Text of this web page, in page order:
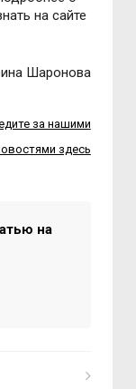
на сайте
Шаронова
за нашими
здесь
на